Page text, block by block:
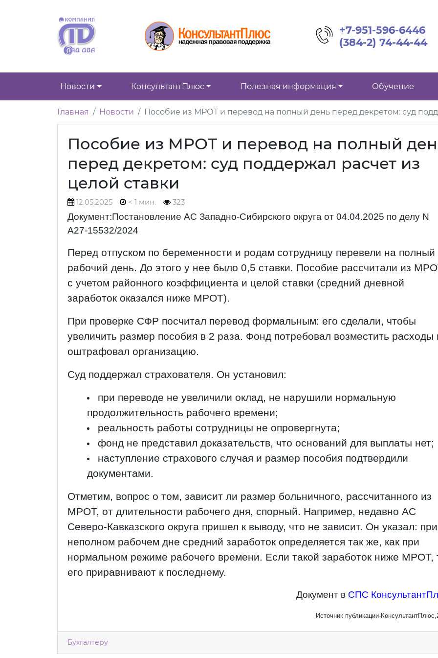
+7-951-596-6446
(384-2) 74-44-44
Новости КонсультантПлюс Полезная информация Обучение
Главная Новости Пособие из МРОТ и перевод на полный день перед декретом: суд
Пособие из МРОТ и перевод на полный
перед декретом: суд поддержал расчет из
целой ставки
12.05.2025 < 1 мин. 323
Документ:Постановление АС Западно-Сибирского округа от 04.04.2025 по делу N
А27-15532/2024
Перед отпуском по беременности и родам сотрудницу перевели на полный
рабочий день. До этого у нее было 0,5 ставки. Пособие рассчитали из
с учетом районного коэффициента и целой ставки (средний дневной
заработок оказался ниже МРОТ).
При проверке СФР посчитал перевод формальным: его сделали, чтобы
увеличить размер пособия в 2 раза. Фонд потребовал возместить расходы
оштрафовал организацию.
Суд поддержал страхователя. Он установил:
при переводе не увеличили оклад, не нарушили нормальную
продолжительность рабочего времени;
реальность работы сотрудницы не опровергнута;
фонд не представил доказательств, что оснований для выплаты нет;
наступление страхового случая и размер пособия подтвердили
документами.
Отметим, вопрос о том, зависит ли размер больничного, рассчитанного из
МРОТ, от длительности рабочего дня, спорный. Например, недавно АС
Северо-Кавказского округа пришел к выводу, что не зависит. Он указал: при
неполном рабочем дне средний заработок определяется так же, как при
нормальном режиме рабочего времени. Если такой заработок ниже МРОТ,
его приравнивают к последнему.
Документ в СПС
Источник публикации-
Бухгалтеру